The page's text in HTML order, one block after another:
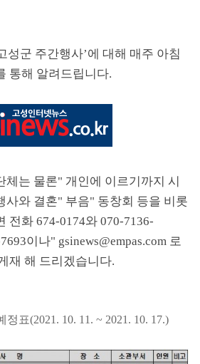
성군 주간행사’에 대해 매주 아침
통해 알려드립니다.
체는 물론" 개인에 이르기까지 시
사와 결혼" 부음" 동창회 등을 비롯
전화 674-0174와 070-7136-
이나" gsinews@empas.com 로
재 해 드리겠습니다.
표(2021. 10. 11. ~ 2021. 10. 17.)